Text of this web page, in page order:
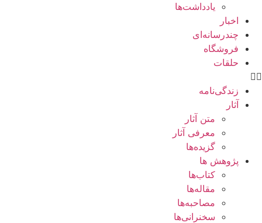
یادداشت‌ها
اخبار
چندرسانه‌ای
فروشگاه
حلقات
زندگی‌نامه
آثار
متن آثار
معرفی آثار
گزیده‌ها
پژوهش ها
کتاب‌ها
مقاله‌ها
مصاحبه‌ها
سخنرانی‌ها